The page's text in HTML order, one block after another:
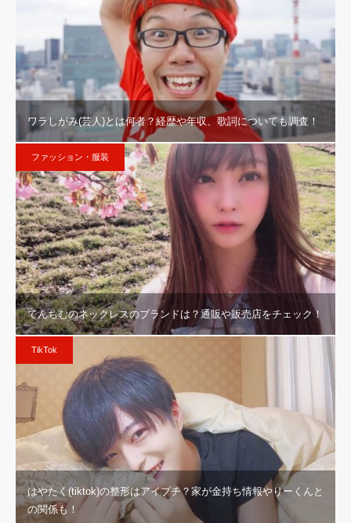
ワラしがみ(芸人)とは何者？経歴や年収、歌詞についても調査！
ファッション・服装
てんちむのネックレスのブランドは？通販や販売店をチェック！
TikTok
はやたく(tiktok)の整形はアイプチ？家が金持ち情報やりーくんと
の関係も！